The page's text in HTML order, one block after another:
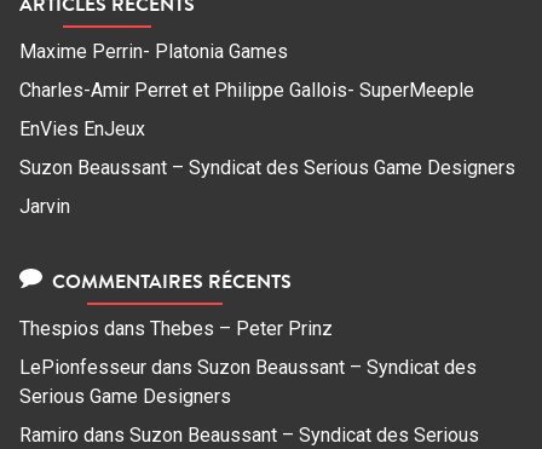
Maxime Perrin- Platonia Games
Charles-Amir Perret et Philippe Gallois- SuperMeeple
EnVies EnJeux
Suzon Beaussant – Syndicat des Serious Game Designers
Jarvin
COMMENTAIRES RÉCENTS
Thespios dans Thebes – Peter Prinz
LePionfesseur dans Suzon Beaussant – Syndicat des
Serious Game Designers
Ramiro dans Suzon Beaussant – Syndicat des Serious